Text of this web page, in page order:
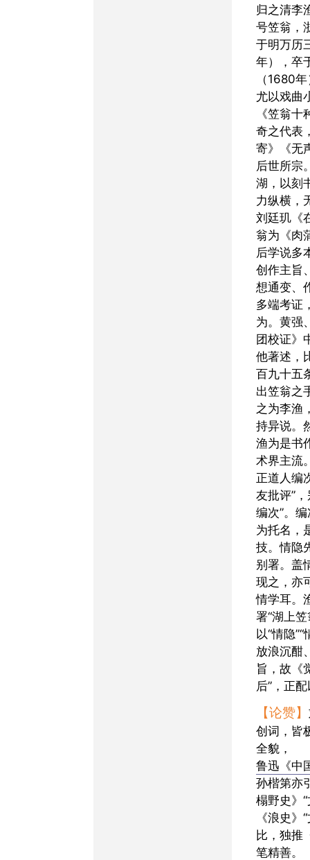
归之清李
号笠翁，
于明万历
年），卒
（1680
尤以戏曲
《笠翁
奇之代表
寄》《无
后世所宗
湖，以刻
力纵横，
刘廷玑《
翁为《肉
后学说多
创作主旨
想通变、
多端考证
为。黄强
团校证》
他著述，
百九十五
出笠翁之
之为李渔
持异说。
渔为是书
术界主流
正道人编
友批评”
编次”。
为托名，
技。情隐
别署。盖
现之，亦
情学耳。
署“湖上
以“情隐
放浪沉酣
旨，故《
后”，正
【论赞】
创词，皆
全貌，
鲁迅《中
孙楷第亦
榻野史》
《浪史》
比，独推
笔精善。